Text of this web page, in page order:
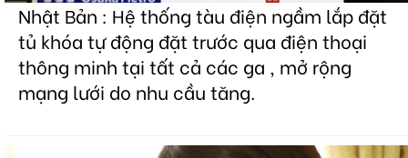
Nhật Bản : Hệ thống tàu điện ngầm lắp đặt
tủ khóa tự động đặt trước qua điện thoại
thông minh tại tất cả các ga , mở rộng
mạng lưới do nhu cầu tăng.